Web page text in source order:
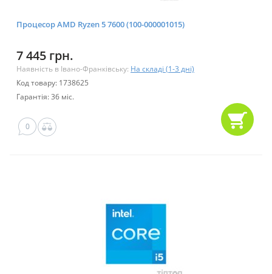
Процесор AMD Ryzen 5 7600 (100-000001015)
7 445 грн.
Наявність в Івано-Франківську: На складі (1-3 дні)
Код товару: 1738625
Гарантія: 36 міс.
0